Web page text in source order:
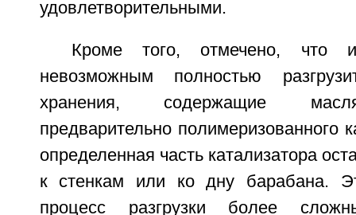
удовлетворительными.
Кроме того, отмечено, что
невозможным полностью
хранения, содержащие
предварительно полимеризованного
определенная часть катализатора
к стенкам или ко дну барабана.
процесс разгрузки более